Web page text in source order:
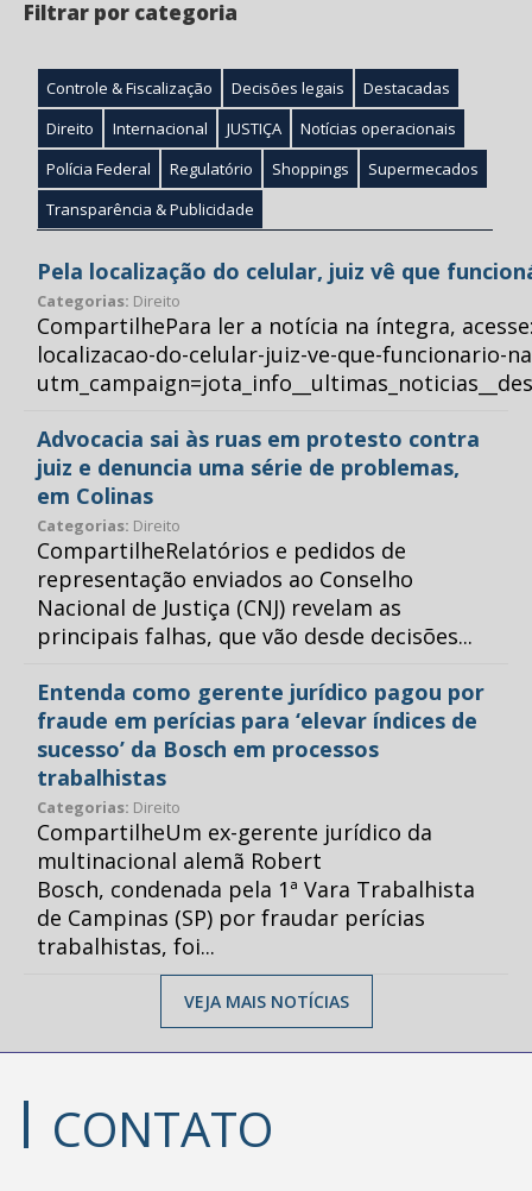
Filtrar por categoria
Controle & Fiscalização Decisões legais
Destacadas
Direito
Internacional JUSTIÇA
Notícias operacionais
Polícia Federal
Regulatório Shoppings
Supermecados
Transparência & Publicidade
Pela localização do celular, juiz vê que
Categorias: Direito
CompartilhePara ler a notícia na íntegra,
localizacao-do-celular-juiz-ve-que-funcionario-
Advocacia sai às ruas em protesto contra
juiz e denuncia uma série de problemas,
em Colinas
Categorias: Direito
CompartilheRelatórios e pedidos de
representação enviados ao Conselho
Nacional de Justiça (CNJ) revelam as
principais falhas, que vão desde decisões...
Entenda como gerente jurídico pagou por
fraude em perícias para ‘elevar índices de
sucesso’ da Bosch em processos
trabalhistas
Categorias: Direito
CompartilheUm ex-gerente jurídico da
multinacional alemã Robert
Bosch, condenada pela 1ª Vara Trabalhista
de Campinas (SP) por fraudar perícias
trabalhistas, foi...
VEJA MAIS NOTÍCIAS
CONTATO